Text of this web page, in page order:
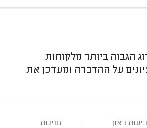
הגבוה ביותר מלקוחות
על ההדברה ומעדכן את
רצון
זמינות